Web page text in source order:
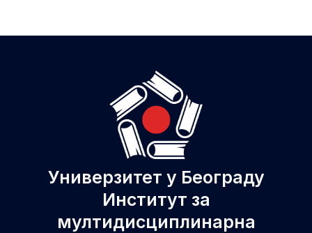
Универзитет у Београду
Институт за
мултидисциплинарна